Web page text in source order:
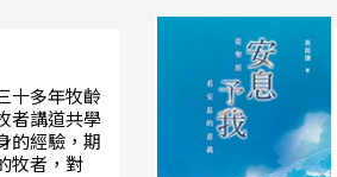
十多年牧齡
者講道共學
的經驗，期
牧者，對